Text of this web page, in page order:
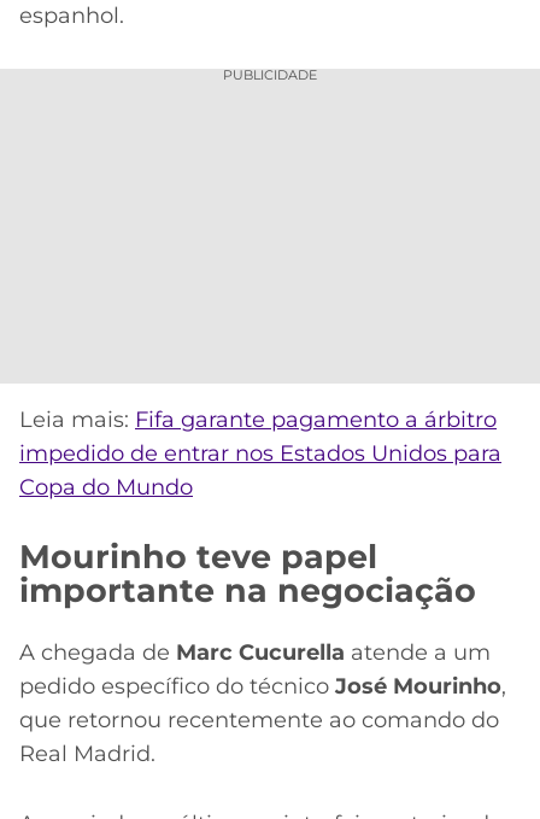
espanhol.
PUBLICIDADE
Leia mais: Fifa garante pagamento a árbitro
impedido de entrar nos Estados Unidos para
Copa do Mundo
Mourinho teve papel
importante na negociação
A chegada de Marc Cucurella atende a um
pedido específico do técnico José Mourinho,
que retornou recentemente ao comando do
Real Madrid.